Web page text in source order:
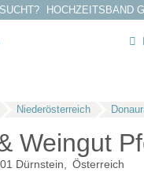
HOCHZEITSBAND
Niederösterreich
Weingut
Dürnstein Österreich